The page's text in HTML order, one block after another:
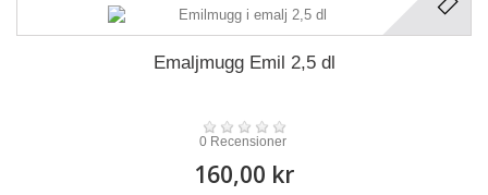
Emaljmugg Emil 2,5 dl
0 Recensioner
160,00 kr